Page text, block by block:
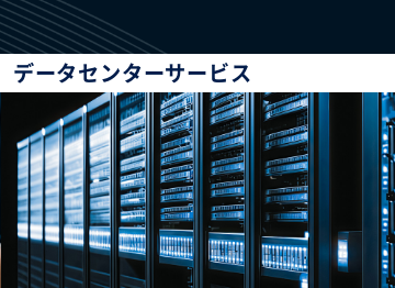
データセンターサービス